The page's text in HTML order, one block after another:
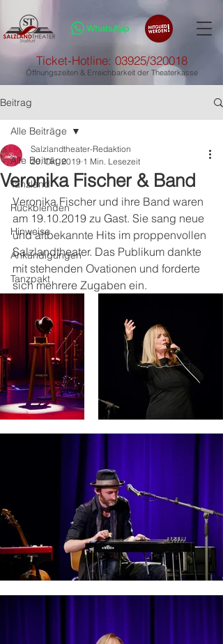
Ticket-Hotline: 03925/320018
Öffnungszeiten & Erreichbarkeit der Theaterkasse
Beitrag
Alle Beiträge
Tanzland
Rückblenden
Hinweise
Ankündigungen
Tanzpakt
Alle Beiträge
Veronika Fischer & Band
Salzlandtheater-Redaktion
20. Okt. 2019 1 Min. Lesezeit
Veronika Fischer und ihre Band waren
am 19.10.2019 zu Gast. Sie sang neue
und altbekannte Hits im proppenvollen
Salzlandtheater. Das Publikum dankte
mit stehenden Ovationen und forderte
sich mehrere Zugaben ein.